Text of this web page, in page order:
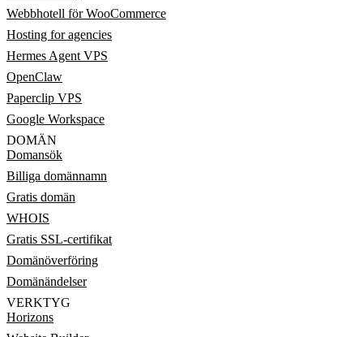
Webbhotell för WooCommerce
Hosting for agencies
Hermes Agent VPS
OpenClaw
Paperclip VPS
Google Workspace
DOMÄN
Domansök
Billiga domännamn
Gratis domän
WHOIS
Gratis SSL-certifikat
Domänöverföring
Domänändelser
VERKTYG
Horizons